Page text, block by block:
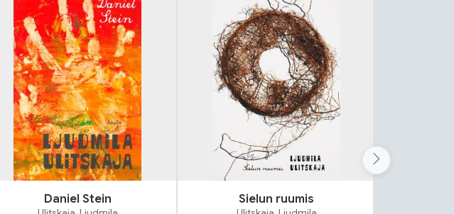
Daniel Stein Sielun ruumis